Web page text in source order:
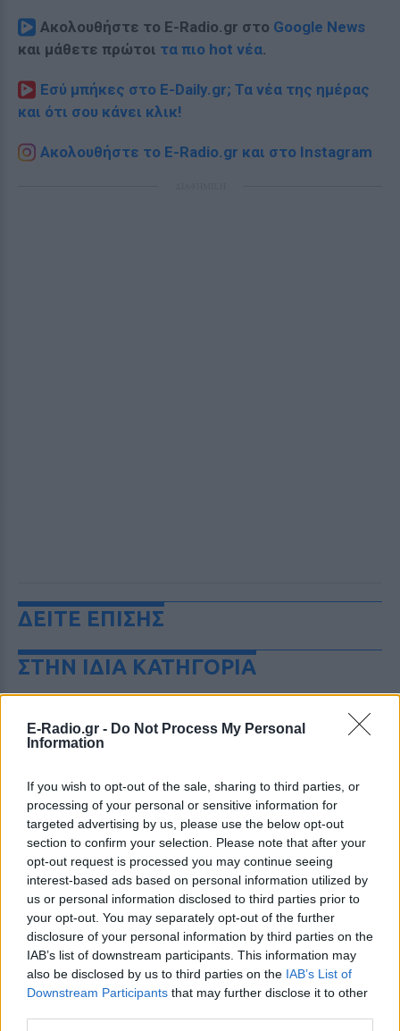
E-Radio.gr - Do Not Process My Personal
Information
If you wish to opt-out of the sale, sharing to third parties, or
processing of your personal or sensitive information for
targeted advertising by us, please use the below opt-out
section to confirm your selection. Please note that after your
opt-out request is processed you may continue seeing
interest-based ads based on personal information utilized by
us or personal information disclosed to third parties prior to
your opt-out. You may separately opt-out of the further
disclosure of your personal information by third parties on the
IAB’s list of downstream participants. This information may
also be disclosed by us to third parties on the IAB’s List of
Downstream Participants that may further disclose it to other
Ακολουθήστε το E-Radio.gr στο Google News
και μάθετε πρώτοι τα πιο hot νέα.
Εσύ μπήκες στο E-Daily.gr; Τα νέα της ημέρας
και ότι σου κάνει κλικ!
Ακολουθήστε το E-Radio.gr και στο Instagram
ΔΕΙΤΕ ΕΠΙΣΗΣ
ΣΤΗΝ ΙΔΙΑ ΚΑΤΗΓΟΡΙΑ
Βάλια Χατζηθεοδώρου ‑ οι
φωτογραφίες με μαγιό στην
ΣΉΜΕΡΑ
Μέσα από ανάρτηση στο Instagram
μοιράστηκε στιγμές από τις
καλοκαιρινές της διακοπές στο νησί των
ανέμων
H Ιωάννα Σιαμπάνη ανέβασε
φωτογραφίες με τους γιους
της – Η στιγμή του θηλασμού
και οι μέρες χωρίς πρόγραμμα
ΣΉΜΕΡΑ
Η πρώην παίκτρια του «My Style Rocks»
και ο Τζίμης Σταθοκωστόπουλος
τους